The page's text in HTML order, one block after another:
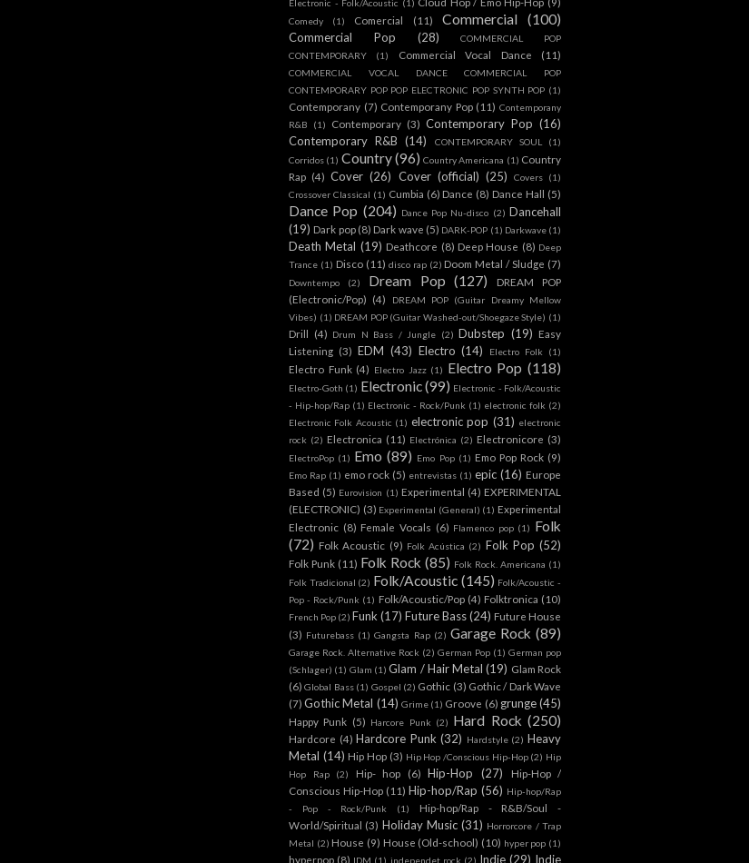
Electronic - Folk/Acoustic (1)
Comedy (1) Comercial (11) Commercial (100)
Commercial Pop (28)
COMMERCIAL POP
CONTEMPORARY
(1) Commercial Vocal Dance (11)
COMMERCIAL VOCAL DANCE COMMERCIAL POP
CONTEMPORARY POP POP ELECTRONIC POP SYNTH POP (1)
Contemporany (7) Contemporany Pop (11) Contemporany
R&B
(1) Contemporary (3) Contemporary Pop (16)
Contemporary R&B (14) CONTEMPORARY SOUL
(1)
Corridos (1) Country(96) Country Americana (1) Country
Rap (4) Cover (26) Cover (official) (25) Covers (1)
Crossover Classical (1) Cumbia (6) Dance (8) Dance Hall (5)
Dance Pop (204) Dance Pop Nu-disco (2) Dancehall
(19) Dark pop (8) Dark wave (5) DARK-POP (1) Darkwave (1)
Death Metal (19) Deathcore (8) Deep House (8) Deep
Trance (1) Disco (11) disco rap (2) Doom Metal / Sludge (7)
Downtempo (2) Dream Pop (127)
DREAM POP
(Electronic/Pop) (4)
DREAM POP (Guitar Dreamy Mellow
Vibes) (1) DREAM POP (Guitar Washed-out/Shoegaze Style) (1)
Drill (4) Drum N Bass / Jungle (2) Dubstep (19) Easy
Listening (3) EDM (43) Electro (14) Electro Folk (1)
Electro Funk (4) Electro Jazz (1) Electro Pop (118)
Electro-Goth (1) Electronic(99) Electronic - Folk/Acoustic
- Hip-hop/Rap (1) Electronic - Rock/Punk (1) electronic folk (2)
Electronic Folk Acoustic (1) electronic pop (31) electronic
rock (2) Electronica (11) Electrónica (2) Electronicore (3)
ElectroPop (1) Emo (89) Emo Pop (1) Emo Pop Rock (9)
Emo Rap (1) emo rock (5) entrevistas (1) epic (16) Europe
Based (5) Eurovision (1) Experimental (4) EXPERIMENTAL
(ELECTRONIC) (3) Experimental (General) (1) Experimental
Electronic (8) Female Vocals (6) Flamenco pop (1) Folk
(72) Folk Acoustic (9) Folk Acústica (2) Folk Pop (52)
Folk Punk (11) Folk Rock (85) Folk Rock. Americana (1)
Folk Tradicional (2) Folk/Acoustic (145) Folk/Acoustic -
Pop - Rock/Punk (1) Folk/Acoustic/Pop (4) Folktronica (10)
French Pop (2) Funk (17) Future Bass(24) Future House
(3) Futurebass (1) Gangsta Rap (2) Garage Rock (89)
Garage Rock. Alternative Rock (2) German Pop (1) German pop
(Schlager) (1) Glam (1) Glam / Hair Metal (19) Glam Rock
(6) Global Bass (1) Gospel (2) Gothic (3) Gothic / Dark Wave
(7) Gothic Metal (14) Grime (1) Groove (6) grunge (45)
Happy Punk (5) Harcore Punk (2) Hard Rock (250)
Hardcore (4) Hardcore Punk (32) Hardstyle (2) Heavy
Metal (14) Hip Hop (3) Hip Hop /Conscious Hip-Hop (2) Hip
Hop Rap
(2) Hip- hop (6) Hip-Hop (27)
Hip-Hop /
Conscious Hip-Hop (11) Hip-hop/Rap (56) Hip-hop/Rap
- Pop - Rock/Punk
(1)
Hip-hop/Rap - R&B/Soul -
World/Spiritual (3) Holiday Music (31) Horrorcore / Trap
Metal (2) House (9) House (Old-school) (10) hyper pop (1)
hyperpop (8) IDM (1) independet rock (2) Indie (29) Indie